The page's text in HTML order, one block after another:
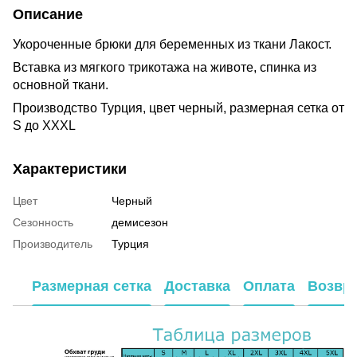
Описание
Укороченные брюки для беременных из ткани Лакост.
Вставка из мягкого трикотажа на животе, спинка из
основной ткани.
Производство Турция, цвет черный, размерная сетка от
S до XXXL
Характеристики
Цвет
Черный
Сезонность
демисезон
Производитель
Турция
Размерная сетка Доставка Оплата